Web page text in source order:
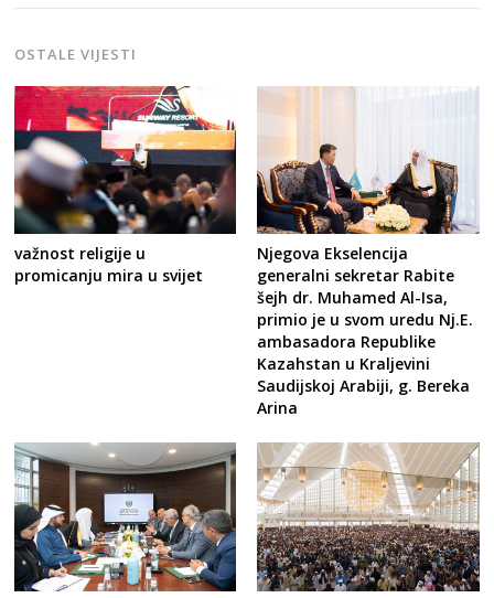
OSTALE VIJESTI
važnost religije u
promicanju mira u svijet
Njegova Ekselencija
generalni sekretar Rabite
šejh dr. Muhamed Al-Isa,
primio je u svom uredu Nj.E.
ambasadora Republike
Kazahstan u Kraljevini
Saudijskoj Arabiji, g. Bereka
Arina